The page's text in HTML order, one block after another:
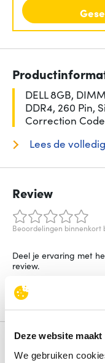
Deze website
We gebruiken
DELL 8GB,
DDR4, 260 Pin,
Correction Code
Lees de
Review
Beoordelingen binnenkort
Deel je ervaring met
review.
Schrijf een review